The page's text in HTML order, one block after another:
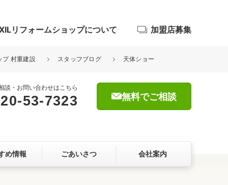
屋根・外壁
リフォームショップについて
らしをつくる、価値・性能向上
加盟店募集
プ 村重建設 スタッフブログ 天体ショー
談・お問い合わせはこちら
53-7323 無料でご相談
め情報 ごあいさつ 会社案内